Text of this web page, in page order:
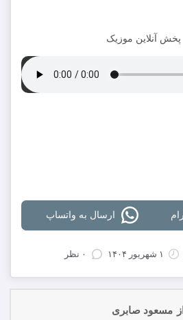
پخش آنلاین موزیک
ارسال به واتساپ
۱ شهریور ۱۴۰۴ ۰ نظر
مسعود صابری